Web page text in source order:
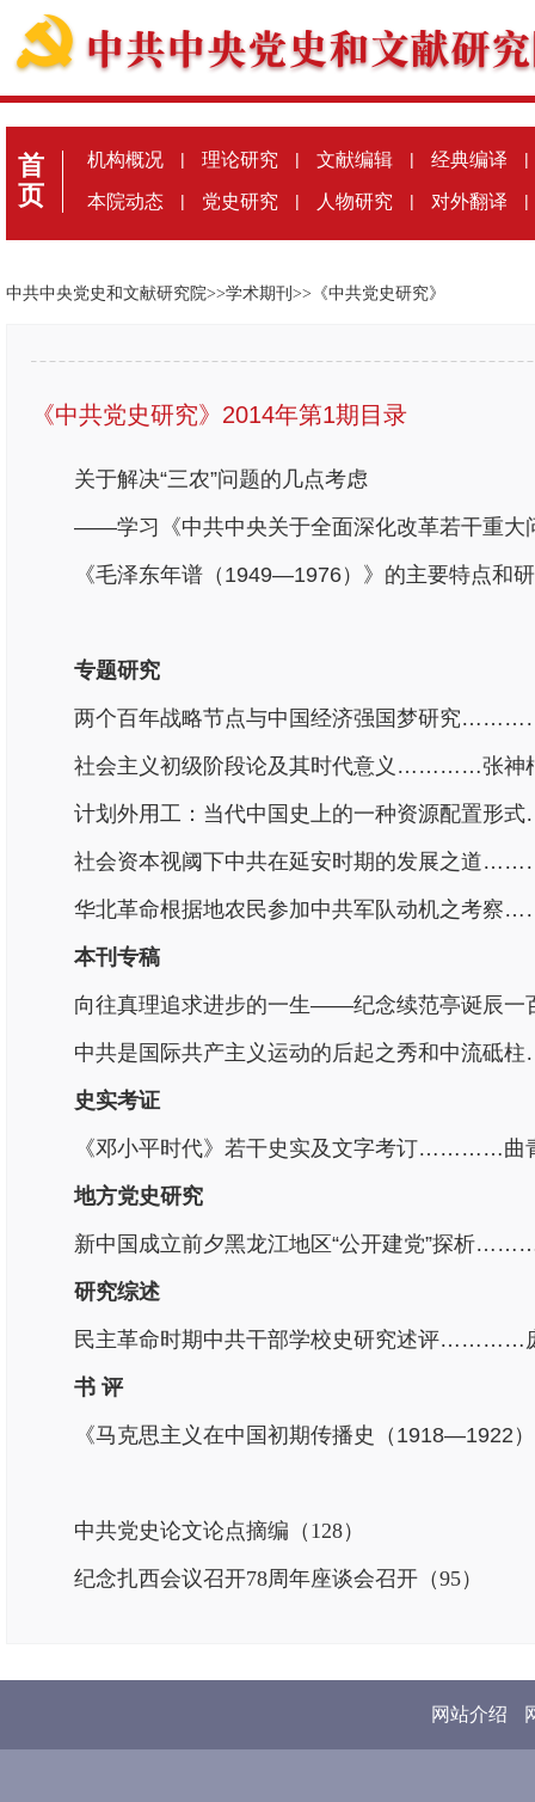
首
页
机构概况 | 理论研究 | 文献编辑 | 经典编译 |
本院动态 | 党史研究 | 人物研究 | 对外翻译 |
中共中央党史和文献研究院>>学术期刊 >> 《中共党史研究》
《中共党史研究》2014年第1期目录
关于解决“三农”问题的几点考虑
——学习《中共中央关于全面深化改革若干重
《毛泽东年谱（1949—1976）》的主要特点
专题研究
两个百年战略节点与中国经济强国梦研究
社会主义初级阶段论及其时代意义…………张神
计划外用工：当代中国史上的一种资源配置
社会资本视阈下中共在延安时期的发展之道
华北革命根据地农民参加中共军队动机之考
本刊专稿
向往真理追求进步的一生——纪念续范亭诞辰
中共是国际共产主义运动的后起之秀和中流
史实考证
《邓小平时代》若干史实及文字考订…………曲
地方党史研究
新中国成立前夕黑龙江地区“公开建党”探析
研究综述
民主革命时期中共干部学校史研究述评…………
书 评
《马克思主义在中国初期传播史（
中共党史论文论点摘编（128）
纪念扎西会议召开78周年座谈会召开（95）
网站介绍